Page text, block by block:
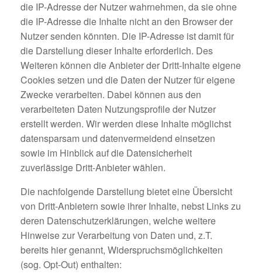
die IP-Adresse der Nutzer wahrnehmen, da sie ohne
die IP-Adresse die Inhalte nicht an den Browser der
Nutzer senden könnten. Die IP-Adresse ist damit für
die Darstellung dieser Inhalte erforderlich. Des
Weiteren können die Anbieter der Dritt-Inhalte eigene
Cookies setzen und die Daten der Nutzer für eigene
Zwecke verarbeiten. Dabei können aus den
verarbeiteten Daten Nutzungsprofile der Nutzer
erstellt werden. Wir werden diese Inhalte möglichst
datensparsam und datenvermeidend einsetzen
sowie im Hinblick auf die Datensicherheit
zuverlässige Dritt-Anbieter wählen.
Die nachfolgende Darstellung bietet eine Übersicht
von Dritt-Anbietern sowie ihrer Inhalte, nebst Links zu
deren Datenschutzerklärungen, welche weitere
Hinweise zur Verarbeitung von Daten und, z.T.
bereits hier genannt, Widerspruchsmöglichkeiten
(sog. Opt-Out) enthalten: